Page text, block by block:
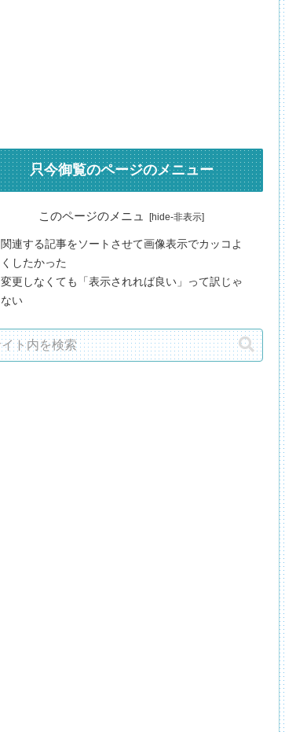
只今御覧のページのメニュー
このページのメニュ
関連する記事をソートさせて画像表示でカッコよ
くしたかった
変更しなくても「表示されれば良い」って訳じゃ
ない